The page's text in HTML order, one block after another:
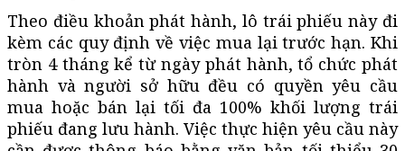
Theo điều khoản phát hành, lô trái phiếu này đi
kèm các quy định về việc mua lại trước hạn. Khi
tròn 4 tháng kể từ ngày phát hành, tổ chức phát
hành và người sở hữu đều có quyền yêu cầu
mua hoặc bán lại tối đa 100% khối lượng trái
phiếu đang lưu hành. Việc thực hiện yêu cầu này